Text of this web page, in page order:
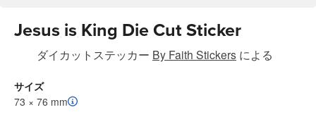
Jesus is King Die Cut Sticker
ダイカットステッカー By Faith Stickers による
サイズ
73 × 76 mm